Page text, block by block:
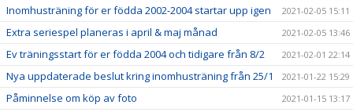
Inomhusträning för er födda 2002-2004 startar upp igen 2021-02-05 15:11
Extra seriespel planeras i april & maj månad 2021-02-05 13:46
Ev träningsstart för er födda 2004 och tidigare från 8/2 2021-02-01 22:14
Nya uppdaterade beslut kring inomhusträning från 25/1 2021-01-22 15:29
Påminnelse om köp av foto 2021-01-15 13:17